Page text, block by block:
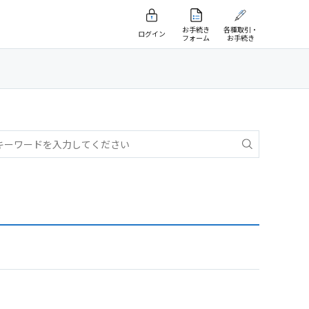
ログイン
お手続き
フォーム
各種取引・
お手続き